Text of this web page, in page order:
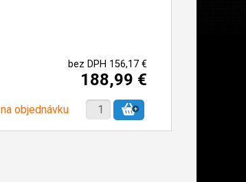
bez DPH 156,17 €
188,99 €
na objednávku